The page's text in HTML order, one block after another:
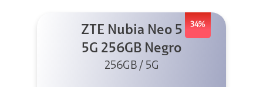
34%
ZTE Nubia Neo 5
5G 256GB Negro
256GB / 5G